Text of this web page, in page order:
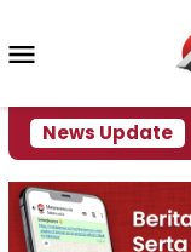
konten
News Update
Krisi Air